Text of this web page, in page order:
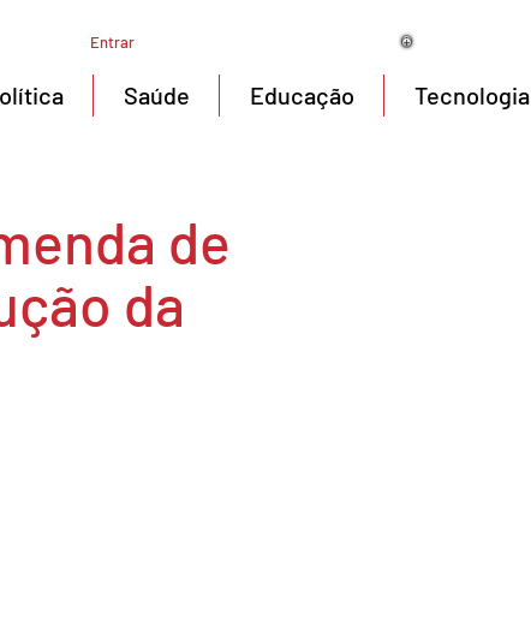
Entrar
Saúde Educação Tecnologia
de
da